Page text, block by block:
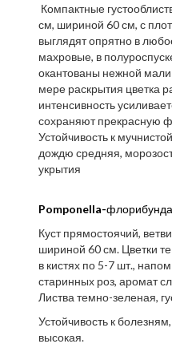
Компактные
см, шириной 60 см, с
выглядят опрятно в
махровые, в
окантованы нежной
мере раскрытия цветка
интенсивность
сохраняют прекрасную
Устойчивость к
дождю средняя,
укрытия
Pomponella-
Куст прямостоячий,
шириной 60 см. Цветки
в кистях по 5-7 шт.,
старинных роз, аромат
Листва темно-зеленая,
Устойчивость к
высокая.